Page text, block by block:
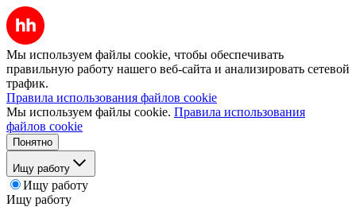
Мы используем файлы cookie, чтобы обеспечивать
правильную работу нашего веб-сайта и анализировать сетевой
трафик.
Правила использования файлов cookie
Мы используем файлы cookie. Правила использования
файлов cookie
Понятно
Ищу работу
Ищу работу
Ищу работу